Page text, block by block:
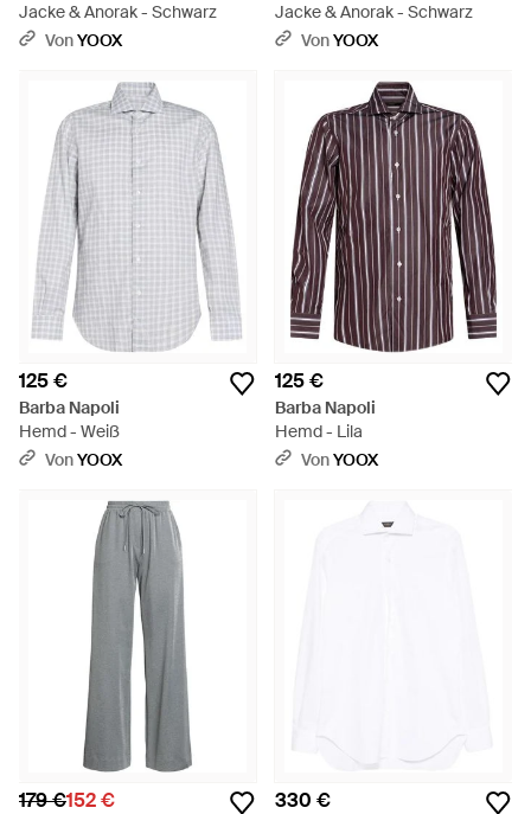
Jacke & Anorak - Schwarz
VonYOOX
Jacke & Anorak - Schwarz
VonYOOX
125 €
Barba Napoli
Hemd - Weiß
VonYOOX
125 €
Barba Napoli
Hemd - Lila
VonYOOX
179 €152 € 330 €